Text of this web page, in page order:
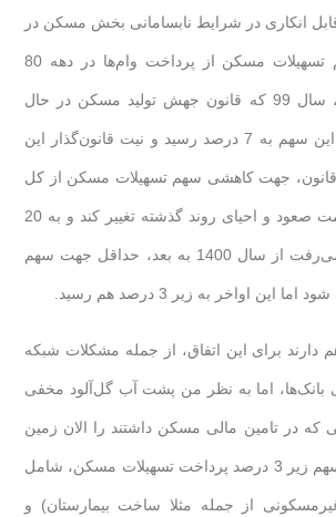
انکاری در شرایط نابسامانی بخش مسکن در
این دوره دارند. سهم تسهیلات مسکن از پرداخت وام‌ها در دهه 80
حداقل 25 درصد بود، سال 99 که قانون جهش تولید مسکن در حال
تدوین و تصویب بود، این سهم به 7 درصد رسید و نیت قانون‌گذار این
قانون، جهت کاهشی سهم تسهیلات مسکن از کل
تسهیلات بانکی به سمت صعود و احیای روند گذشته تغییر کند و به 20
درصد برسد. انتظار می‌رفت از سال 1400 به بعد، حداقل جهت سهم
اواخر به زیر 3 درصد هم رسید.
دارند برای این اتفاق، از جمله مشکلات شبکه
بانک‌ها، اما به نظر من پشت آب‌ گل‌آلود مخفی
که در تامین مالی مسکن داشتند را الان زمین
گذاشته‌اند. البته این سهم زیر 3 درصد پرداخت تسهیلات مسکن، شامل
از جمله مثلا ساخت بیمارستان) و